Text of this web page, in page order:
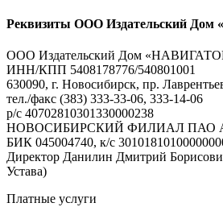
Реквизиты ООО Издательский Дом
ООО Издательский Дом
ИНН/КПП 5408178776/540801001
630090, г. Новосибирск, пр.
тел./факс (383) 333-33-06, 333-14-06
р/с 40702810301330000238
НОВОСИБИРСКИЙ ФИЛИАЛ ПАО
БИК 045004740, к/с
Директор Данилин Дмитрий
Устава)
Платные услуги